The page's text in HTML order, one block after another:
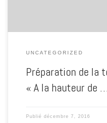
UNCATEGORIZED
Préparation de la
« A la hauteur de …
Publié décembre 7, 2016